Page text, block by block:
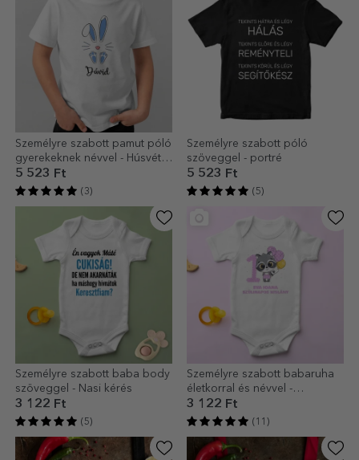
Személyre szabott pamut póló
gyerekeknek névvel - Húsvéti
nyuszi
5 523 Ft
(3)
Személyre szabott póló
szöveggel - portré
5 523 Ft
(5)
Személyre szabott baba body
szöveggel - Nasi kérés
3 122 Ft
(5)
Személyre szabott babaruha
életkorral és névvel -
Születésnap
3 122 Ft
(11)